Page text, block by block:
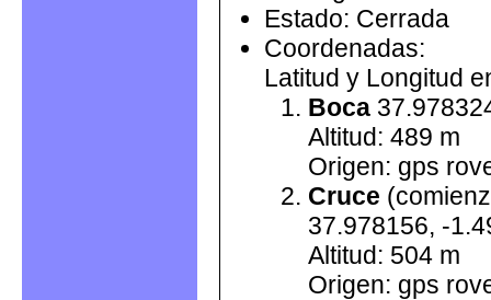
Estado: Cerrada
Coordenadas:
Latitud y Longitud
Boca
Altitud: 489 m
Origen: gps
Cruce
37.978156, -
Altitud: 504 m
Origen: gps